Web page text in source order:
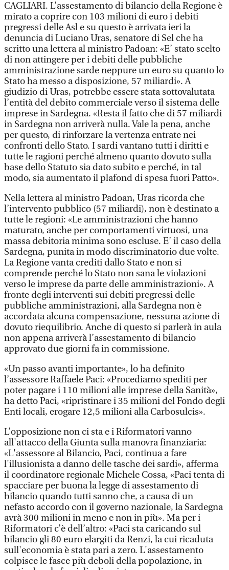
CAGLIARI. L’assestamento di bilancio della Regione è
mirato a coprire con 103 milioni di euro i debiti
pregressi delle Asl e su questo è arrivata ieri la
denuncia di Luciano Uras, senatore di Sel che ha
scritto una lettera al ministro Padoan: «E’ stato scelto
di non attingere per i debiti delle pubbliche
amministrazione sarde neppure un euro su quanto lo
Stato ha messo a disposizione, 57 miliardi». A
giudizio di Uras, potrebbe essere stata sottovalutata
l’entità del debito commerciale verso il sistema delle
imprese in Sardegna. «Resta il fatto che di 57 miliardi
in Sardegna non arriverà nulla. Vale la pena, anche
per questo, di rinforzare la vertenza entrate nei
confronti dello Stato. I sardi vantano tutti i diritti e
tutte le ragioni perché almeno quanto dovuto sulla
base dello Statuto sia dato subito e perché, in tal
modo, sia aumentato il plafond di spesa fuori Patto».
Nella lettera al ministro Padoan, Uras ricorda che
l’intervento pubblico (57 miliardi), non è destinato a
tutte le regioni: «Le amministrazioni che hanno
maturato, anche per comportamenti virtuosi, una
massa debitoria minima sono escluse. E’ il caso della
Sardegna, punita in modo discriminatorio due volte.
La Regione vanta crediti dallo Stato e non si
comprende perché lo Stato non sana le violazioni
verso le imprese da parte delle amministrazioni». A
fronte degli interventi sui debiti pregressi delle
pubbliche amministrazioni, alla Sardegna non è
accordata alcuna compensazione, nessuna azione di
dovuto riequilibrio. Anche di questo si parlerà in aula
non appena arriverà l’assestamento di bilancio
approvato due giorni fa in commissione.
«Un passo avanti importante», lo ha definito
l’assessore Raffaele Paci: «Procediamo spediti per
poter pagare i 110 milioni alle imprese della Sanità»,
ha detto Paci, «ripristinare i 35 milioni del Fondo degli
Enti locali, erogare 12,5 milioni alla Carbosulcis».
L’opposizione non ci sta e i Riformatori vanno
all'attacco della Giunta sulla manovra finanziaria:
«L'assessore al Bilancio, Paci, continua a fare
l'illusionista a danno delle tasche dei sardi», afferma
il coordinatore regionale Michele Cossa, «Paci tenta di
spacciare per buona la legge di assestamento di
bilancio quando tutti sanno che, a causa di un
nefasto accordo con il governo nazionale, la Sardegna
avrà 300 milioni in meno e non in più». Ma per i
Riformatori c’è dell’altro: «Paci sta caricando sul
bilancio gli 80 euro elargiti da Renzi, la cui ricaduta
sull'economia è stata pari a zero. L'assestamento
colpisce le fasce più deboli della popolazione, in